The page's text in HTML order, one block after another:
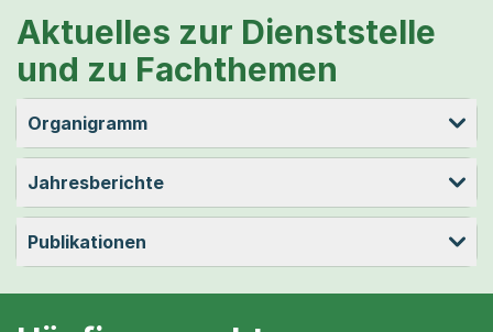
Aktuelles zur Dienststelle
und zu Fachthemen
Organigramm
Jahresberichte
Publikationen